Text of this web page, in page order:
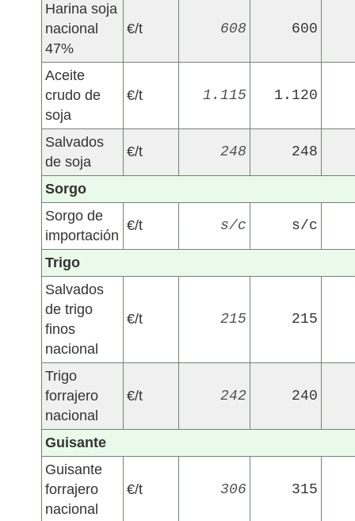
Harina soja
nacional
47%
€/t 608 600
Aceite
crudo de
soja
€/t 1.115 1.120
Salvados
de soja
€/t 248 248
Sorgo
Sorgo de
importación
€/t s/c s/c
Trigo
Salvados
de trigo
finos
nacional
€/t 215 215
Trigo
forrajero
nacional
€/t 242 240
Guisante
Guisante
forrajero
nacional
€/t 306 315